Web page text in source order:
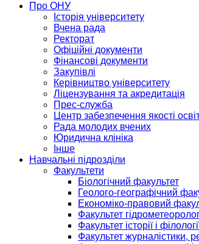
Про ОНУ
Історія університету
Вчена рада
Ректорат
Офіційні документи
Фінансові документи
Закупівлі
Керівництво університету
Ліцензування та акредитація
Прес-служба
Центр забезпечення якості
Рада молодих вчених
Юридична клініка
Інше
Навчальні підрозділи
Факультети
Біологічний факультет
Геолого-географічний
Економіко-правовий
Факультет
Факультет історії і
Факультет журналістики,